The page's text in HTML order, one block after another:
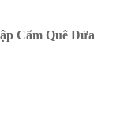
Cẩm Quê Dừa